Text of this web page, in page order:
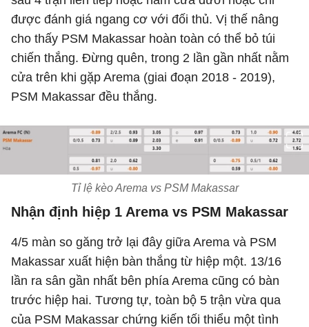
được đánh giá ngang cơ với đối thủ. Vị thế nâng
cho thấy PSM Makassar hoàn toàn có thể bỏ túi
chiến thắng. Đừng quên, trong 2 lần gần nhất nằm
cửa trên khi gặp Arema (giai đoạn 2018 - 2019),
PSM Makassar đều thắng.
Tỉ lệ kèo Arema vs PSM Makassar
Nhận định hiệp 1 Arema vs PSM Makassar
4/5 màn so găng trở lại đây giữa Arema và PSM
Makassar xuất hiện bàn thắng từ hiệp một. 13/16
lần ra sân gần nhất bên phía Arema cũng có bàn
trước hiệp hai. Tương tự, toàn bộ 5 trận vừa qua
của PSM Makassar chứng kiến tối thiểu một tình